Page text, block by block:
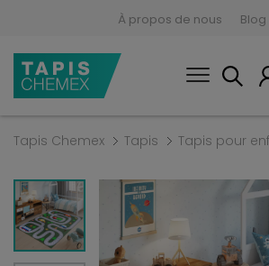
À propos de nous Blog
Tapis Chemex Tapis Tapis pour